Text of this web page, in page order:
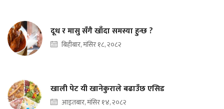
दूध र मासु सँगै खाँदा समस्या हुन्छ ?
बिहीबार, मंसिर १८, २०८२
खाली पेट यी खानेकुराले बढाउँछ एसिड
आइतबार, मंसिर १४, २०८२